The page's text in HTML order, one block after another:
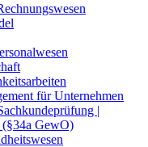
für Unternehmen
|
(§34a GewO)